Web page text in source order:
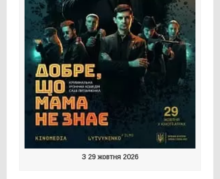
З 29 жовтня 2026